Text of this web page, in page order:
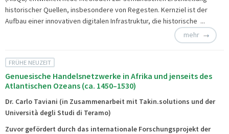
historischer Quellen, insbesondere von Regesten. Kernziel ist der
Aufbau einer innovativen digitalen Infrastruktur, die historische ...
mehr
FRÜHE NEUZEIT
Genuesische Handelsnetzwerke in Afrika und jenseits des
Atlantischen Ozeans (ca. 1450–1530)
Dr. Carlo Taviani (in Zusammenarbeit mit Takin.solutions und der
Università degli Studi di Teramo)
Zuvor gefördert durch das internationale Forschungsprojekt der